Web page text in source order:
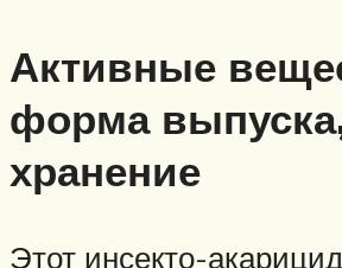
Активные
форма
хранение
Этот инсекто-